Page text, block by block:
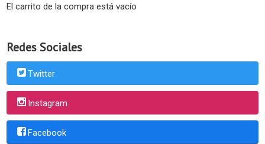
El carrito de la compra está vacío
Redes Sociales
Twitter
Instagram
Facebook